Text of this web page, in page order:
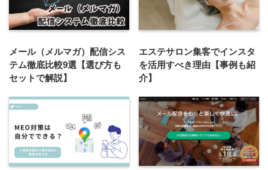
メール（メルマガ）配信シス
テム徹底比較9選【選び方も
セットで解説】
エステサロン集客でインスタ
を活用すべき理由【事例も紹
介】